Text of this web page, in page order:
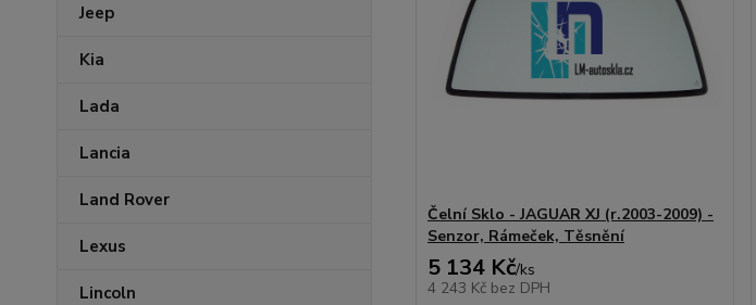
Jeep
Kia
Lada
Lancia
Land Rover
Lexus
Lincoln
Čelní Sklo - JAGUAR XJ (r.2003-2009) -
Senzor, Rámeček, Těsnění
5 134 Kč/ks
4 243 Kč bez DPH